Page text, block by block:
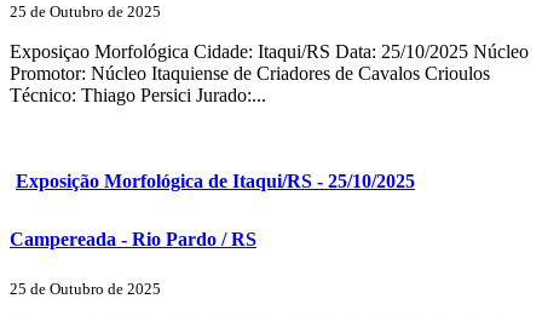
25 de Outubro de 2025
Exposiçao Morfológica Cidade: Itaqui/RS Data: 25/10/2025 Núcleo
Promotor: Núcleo Itaquiense de Criadores de Cavalos Crioulos
Técnico: Thiago Persici Jurado:...
Exposição Morfológica de Itaqui/RS - 25/10/2025
Campereada - Rio Pardo / RS
25 de Outubro de 2025